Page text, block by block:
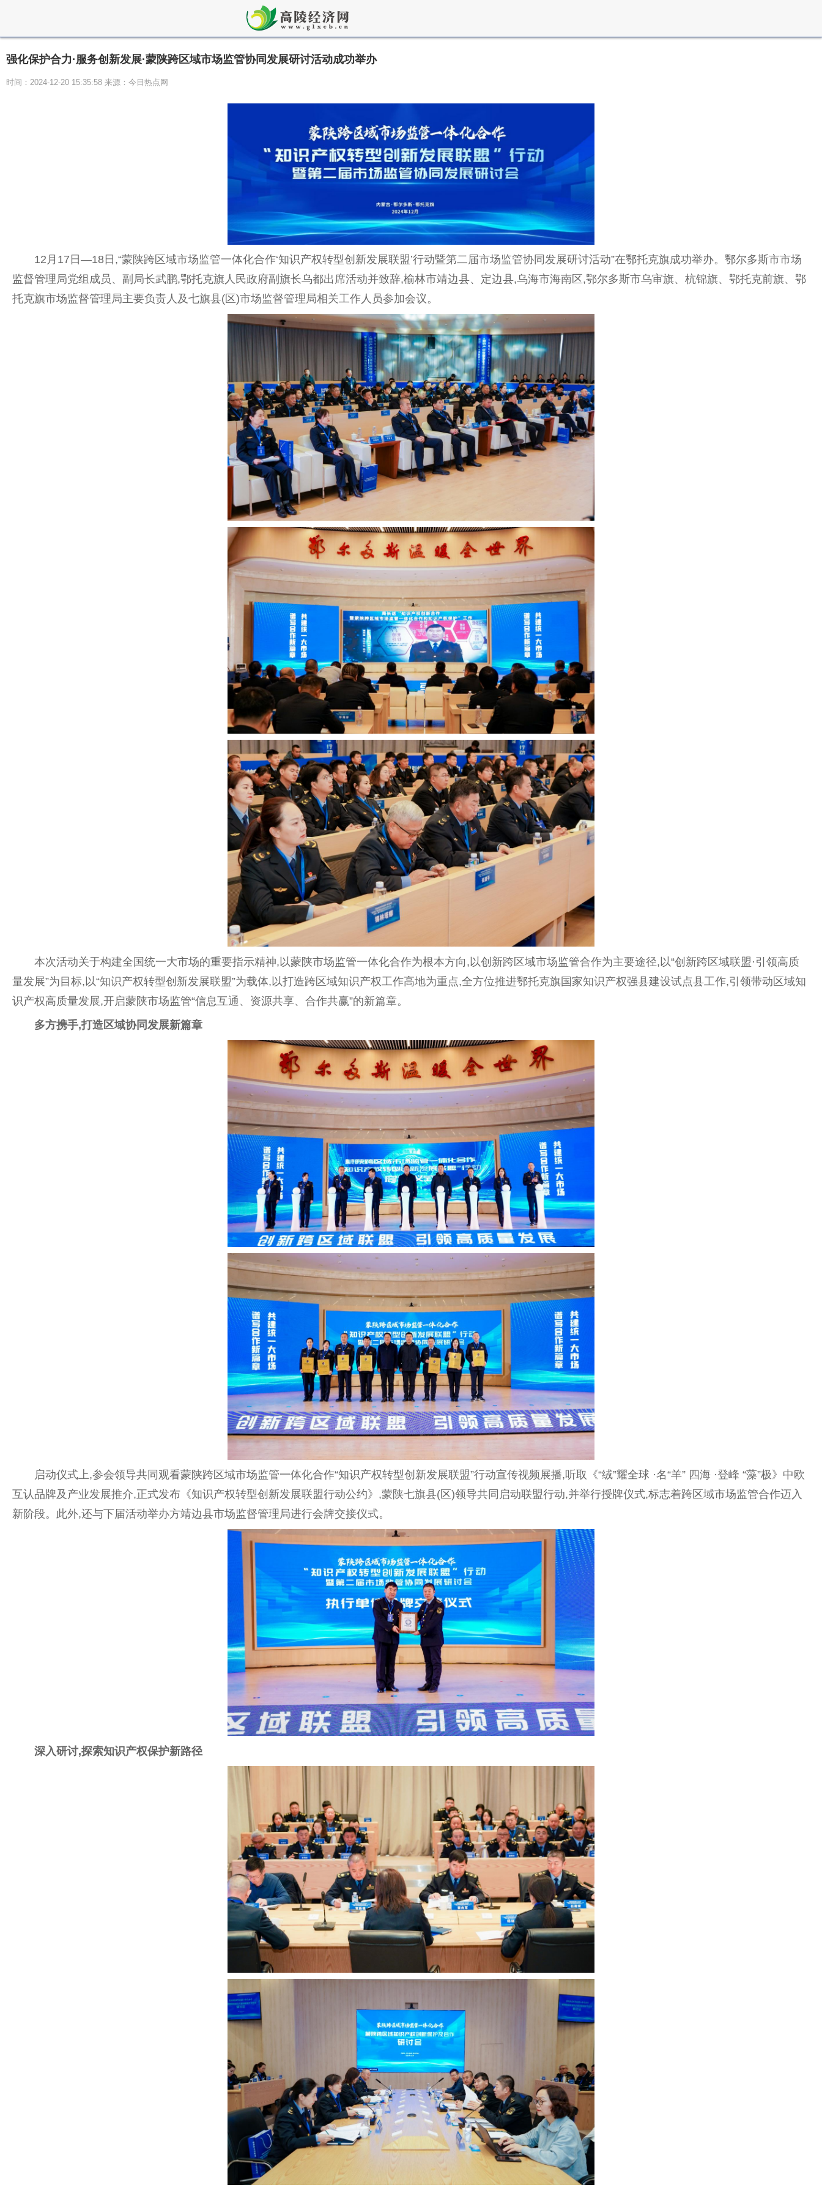
强化保护合力·服务创新发展·蒙陕跨区域市场监管协同发展研讨活动成功举办
时间：2024-12-20 15:35:58 来源：今日热点网
12月17日—18日,“蒙陕跨区域市场监管一体化合作‘知识产权转型创新发展联盟’行动暨第二届市场监管协同发展研讨活动”在鄂托克旗成功举办。鄂尔多斯市市场
监督管理局党组成员、副局长武鹏,鄂托克旗人民政府副旗长乌都出席活动并致辞,榆林市靖边县、定边县,乌海市海南区,鄂尔多斯市乌审旗、杭锦旗、鄂托克前旗、鄂
托克旗市场监督管理局主要负责人及七旗县(区)市场监督管理局相关工作人员参加会议。
本次活动关于构建全国统一大市场的重要指示精神,以蒙陕市场监管一体化合作为根本方向,以创新跨区域市场监管合作为主要途径,以“创新跨区域联盟·引领高质
量发展”为目标,以“知识产权转型创新发展联盟”为载体,以打造跨区域知识产权工作高地为重点,全方位推进鄂托克旗国家知识产权强县建设试点县工作,引领带动区域知
识产权高质量发展,开启蒙陕市场监管“信息互通、资源共享、合作共赢”的新篇章。
多方携手,打造区域协同发展新篇章
启动仪式上,参会领导共同观看蒙陕跨区域市场监管一体化合作“知识产权转型创新发展联盟”行动宣传视频展播,听取《“绒”耀全球 ·名“羊” 四海 ·登峰 “藻”极》中欧
互认品牌及产业发展推介,正式发布《知识产权转型创新发展联盟行动公约》,蒙陕七旗县(区)领导共同启动联盟行动,并举行授牌仪式,标志着跨区域市场监管合作迈入
新阶段。此外,还与下届活动举办方靖边县市场监督管理局进行会牌交接仪式。
深入研讨,探索知识产权保护新路径